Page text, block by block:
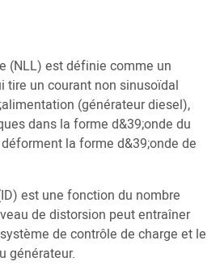
(NLL) est définie comme un
un courant non sinusoïdal
(générateur diesel),
dans la forme d&39;onde du
la forme d&39;onde de
est une fonction du nombre
de distorsion peut entraîner
de contrôle de charge et le
générateur.